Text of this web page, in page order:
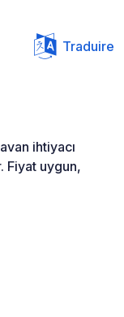
Traduire
ihtiyacı
Fiyat uygun,